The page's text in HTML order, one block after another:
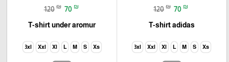
120 ₪ 70 ₪
T-shirt adidas
Xs
S
M
L
Xl
Xxl
3xl
120 ₪ 70 ₪
T-shirt under aromur
Xs
S
M
L
Xl
Xxl
3xl